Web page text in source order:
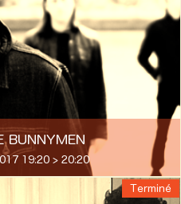
BUNNYMEN
19:20 > 20:20
Terminé